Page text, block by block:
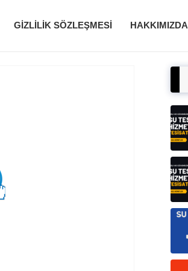
GIZLILIK SÖZLEŞMESI HAKKIMIZDA